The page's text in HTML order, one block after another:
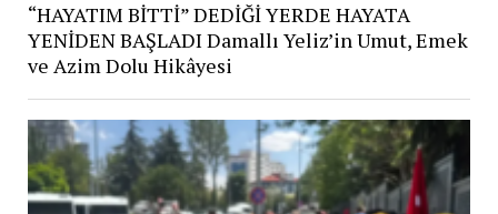
“HAYATIM BİTTİ” DEDİĞİ YERDE HAYATA
YENİDEN BAŞLADI Damallı Yeliz’in Umut, Emek
ve Azim Dolu Hikâyesi